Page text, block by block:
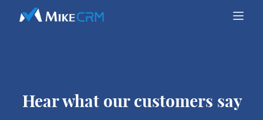
Hear what our customers say